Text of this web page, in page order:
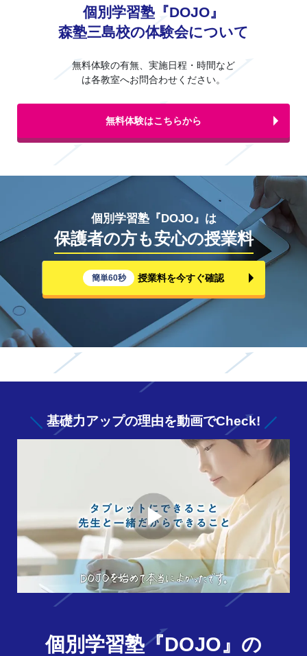
個別学習塾『DOJO』
森塾三島校の体験会について
無料体験の有無、実施日程・時間など
は各教室へお問合わせください。
無料体験はこちらから
個別学習塾『DOJO』は
保護者の方も安心の授業料
簡単60秒 授業料を今すぐ確認
基礎力アップの理由を動画でCheck!
個別学習塾『DOJO』の